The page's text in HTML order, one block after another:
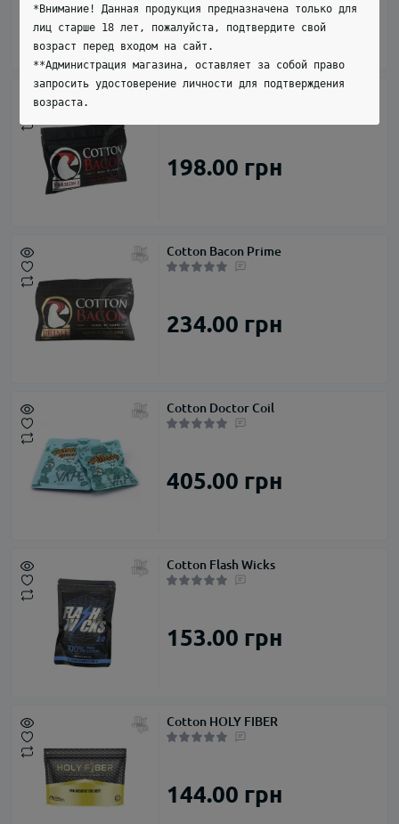
270.00 грн
198.00 грн
Cotton Bacon Prime
234.00 грн
Cotton Doctor Coil
405.00 грн
Cotton Flash Wicks
153.00 грн
Cotton HOLY FIBER
144.00 грн
*Внимание! Данная продукция предназначена только для
лиц старше 18 лет, пожалуйста, подтвердите свой
возраст перед входом на сайт.
**Администрация магазина, оставляет за собой право
запросить удостоверение личности для подтверждения
возраста.